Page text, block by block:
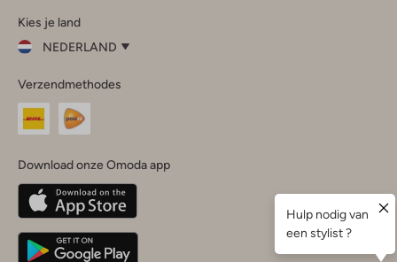
InstagramFacebook
Kies je land
NEDERLAND
je
land
Nederland
Belgique(Français)
Deutschland
Verzendmethodes
Download onze Omoda app